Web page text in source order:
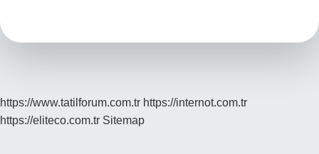
https://www.tatilforum.com.tr https://internot.com.tr
https://eliteco.com.tr Sitemap